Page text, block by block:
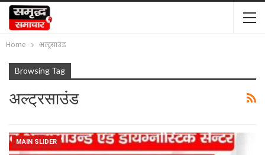
Home अल्ट्रसाउंड
Browsing Tag
अल्ट्रसाउंड
MAIN SLIDER